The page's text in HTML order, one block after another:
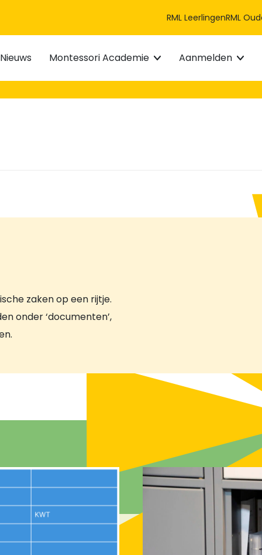
RML LeerlingenRML
Nieuws Montessori Academie Aanmelden
zaken op een rijtje.
onder ‘documenten’,